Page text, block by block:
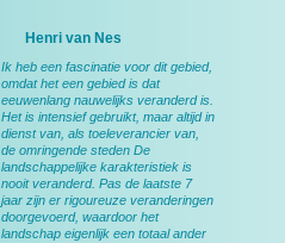
Henri van Nes
Ik heb een fascinatie voor dit gebied,
omdat het een gebied is dat
eeuwenlang nauwelijks veranderd is.
Het is intensief gebruikt, maar altijd in
dienst van, als toeleverancier van,
de omringende steden De
landschappelijke karakteristiek is
nooit veranderd. Pas de laatste 7
jaar zijn er rigoureuze veranderingen
doorgevoerd, waardoor het
landschap eigenlijk een totaal ander